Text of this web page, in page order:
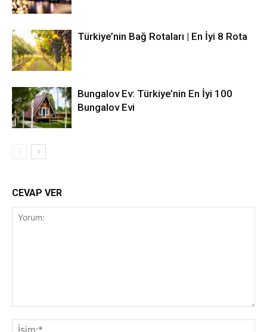
Türkiye’nin Bağ Rotaları | En İyi 8 Rota
Bungalov Ev: Türkiye’nin En İyi 100
Bungalov Evi
CEVAP VER